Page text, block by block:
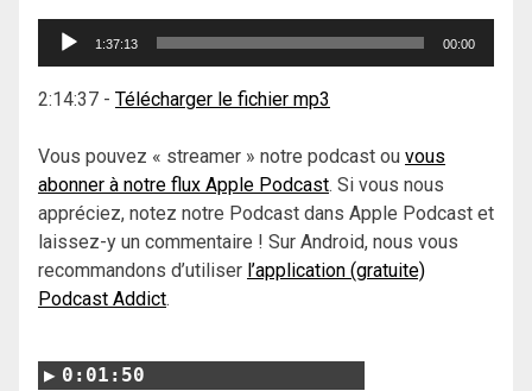
Lecteur
1:37:13 00:00
2:14:37 - Télécharger le fichier mp3
Vous pouvez « streamer » notre podcast ou vous
abonner à notre flux Apple Podcast. Si vous nous
appréciez, notez notre Podcast dans Apple Podcast et
laissez-y un commentaire ! Sur Android, nous vous
recommandons d’utiliser l’application (gratuite)
Podcast Addict.
0:01:50